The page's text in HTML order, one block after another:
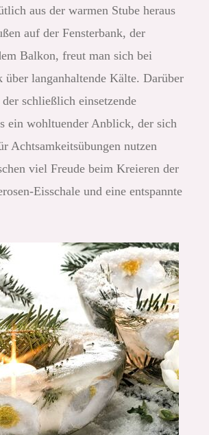
aus der warmen Stube heraus
auf der Fensterbank, der
Balkon, freut man sich bei
über langanhaltende Kälte. Darüber
schließlich einsetzende
ein wohltuender Anblick, der sich
Achtsamkeitsübungen nutzen
viel Freude beim Kreieren der
Eisschale und eine entspannte